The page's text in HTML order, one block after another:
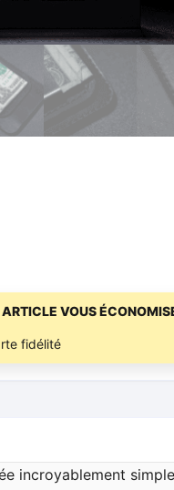
VOUS
fidélité
incroyablement